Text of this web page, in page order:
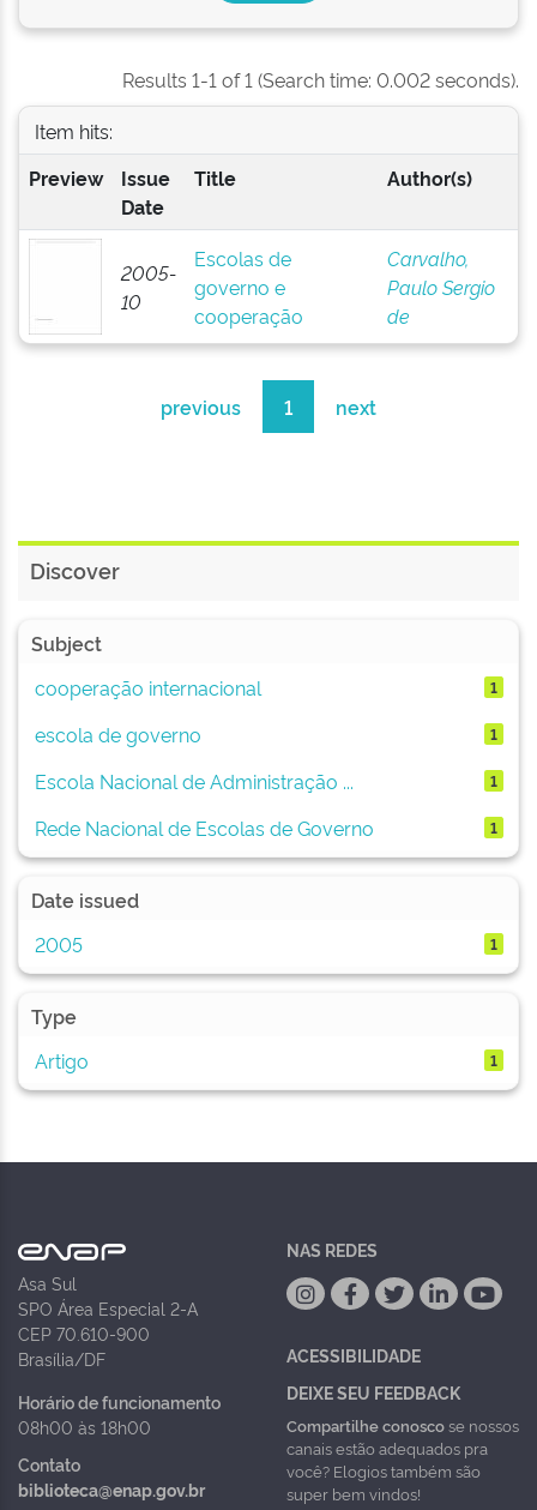
Results 1-1 of 1 (Search time: 0.002 seconds).
Item hits:
Preview
Issue
Date
Title Author(s)
2005-
10
Escolas de
governo e
cooperação
Carvalho,
Paulo Sergio
de
previous 1 next
Discover
Subject
cooperação internacional
1
escola de governo 1
Escola Nacional de Administração ... 1
Rede Nacional de Escolas de Governo 1
Date issued
2005
1
Type
Artigo
1
Asa Sul
SPO Área Especial 2-A
CEP 70.610-900
Brasília/DF
Horário de funcionamento
08h00 às 18h00
Contato
biblioteca@enap.gov.br
NAS REDES
ACESSIBILIDADE
DEIXE SEU FEEDBACK
Compartilhe conoscose nossos
canais estão adequados pra
você? Elogios também são
super bem vindos!